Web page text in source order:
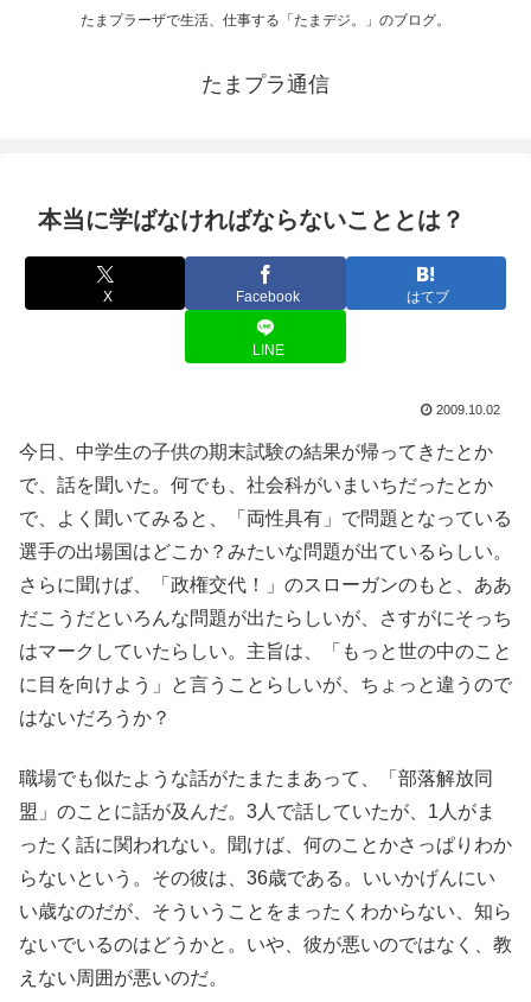
たまプラーザで生活、仕事する「たまデジ。」のブログ。
たまプラ通信
本当に学ばなければならないこととは？
X Facebook はてブ
LINE
2009.10.02
今日、中学生の子供の期末試験の結果が帰ってきたとか
で、話を聞いた。何でも、社会科がいまいちだったとか
で、よく聞いてみると、「両性具有」で問題となっている
選手の出場国はどこか？みたいな問題が出ているらしい。
さらに聞けば、「政権交代！」のスローガンのもと、ああ
だこうだといろんな問題が出たらしいが、さすがにそっち
はマークしていたらしい。主旨は、「もっと世の中のこと
に目を向けよう」と言うことらしいが、ちょっと違うので
はないだろうか？
職場でも似たような話がたまたまあって、「部落解放同
盟」のことに話が及んだ。3人で話していたが、1人がま
ったく話に関われない。聞けば、何のことかさっぱりわか
らないという。その彼は、36歳である。いいかげんにい
い歳なのだが、そういうことをまったくわからない、知ら
ないでいるのはどうかと。いや、彼が悪いのではなく、教
えない周囲が悪いのだ。